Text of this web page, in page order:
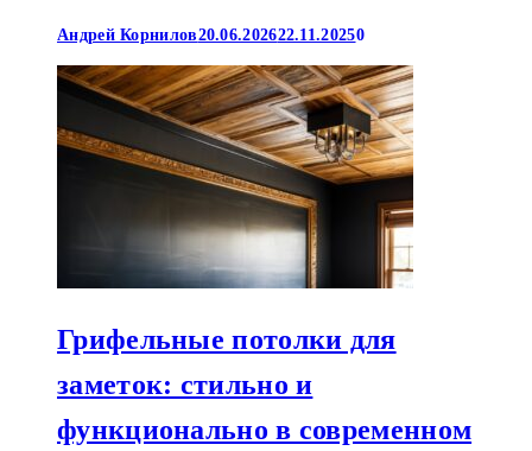
Андрей Корнилов20.06.202622.11.20250
Грифельные потолки для
заметок: стильно и
функционально в современном